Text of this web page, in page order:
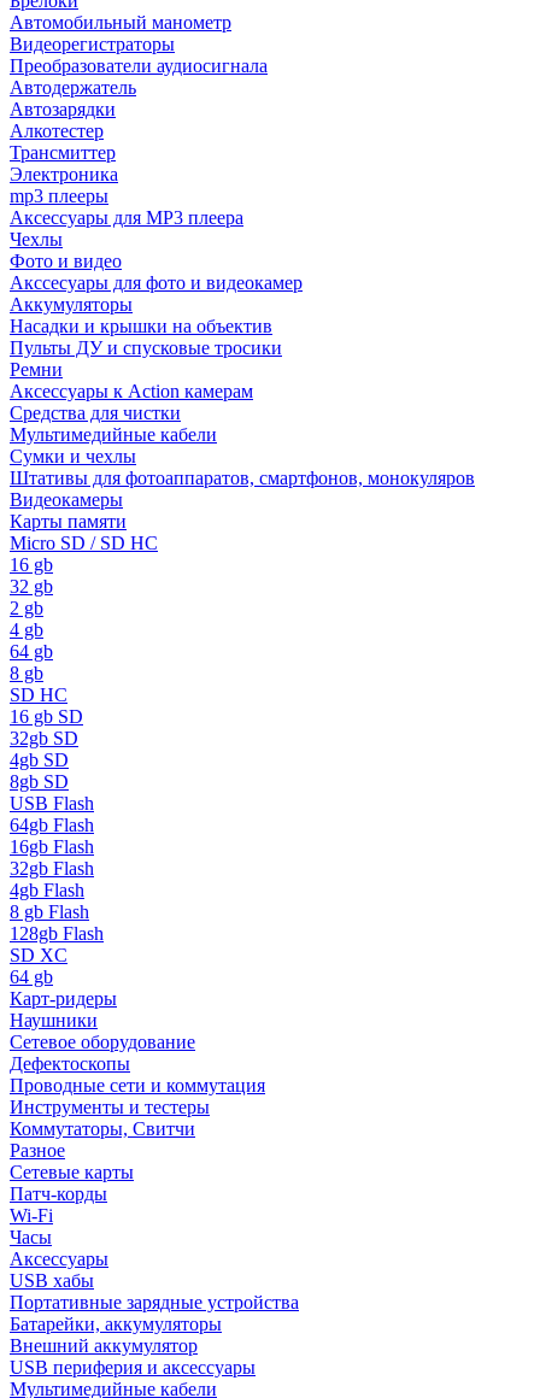
Автомобильный манометр
Видеорегистраторы
Преобразователи аудиосигнала
Автодержатель
Автозарядки
Алкотестер
Трансмиттер
Электроника
mp3 плееры
Аксессуары для MP3 плеера
Чехлы
Фото и видео
Акссесуары для фото и видеокамер
Аккумуляторы
Насадки и крышки на объектив
Пульты ДУ и спусковые тросики
Ремни
Аксессуары к Action камерам
Средства для чистки
Мультимедийные кабели
Сумки и чехлы
Штативы для фотоаппаратов, смартфонов, монокуляров
Видеокамеры
Карты памяти
Micro SD / SD HC
16 gb
32 gb
2 gb
4 gb
64 gb
8 gb
SD HC
16 gb SD
32gb SD
4gb SD
8gb SD
USB Flash
64gb Flash
16gb Flash
32gb Flash
4gb Flash
8 gb Flash
128gb Flash
SD XC
64 gb
Карт-ридеры
Наушники
Сетевое оборудование
Дефектоскопы
Проводные сети и коммутация
Инструменты и тестеры
Коммутаторы, Свитчи
Разное
Сетевые карты
Патч-корды
Wi-Fi
Часы
Аксессуары
USB хабы
Портативные зарядные устройства
Батарейки, аккумуляторы
Внешний аккумулятор
USB периферия и аксессуары
Мультимедийные кабели